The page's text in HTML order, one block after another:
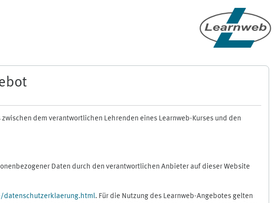
dem verantwortlichen Lehrenden eines Learnweb-Kurses und den
Daten durch den verantwortlichen Anbieter auf dieser Website
. Für die Nutzung des Learnweb-Angebotes gelten